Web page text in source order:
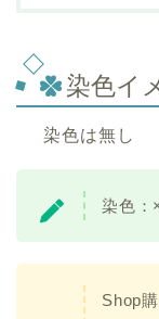
染色イ
染色は無し
染色：
Shop